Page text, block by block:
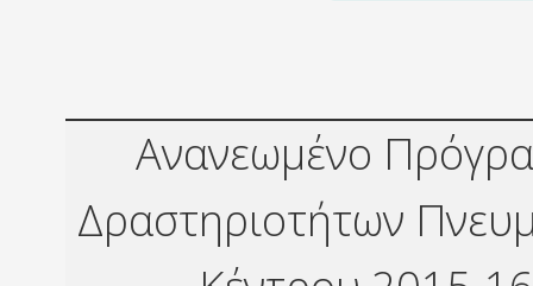
Ανανεωμένο
Δραστηριοτήτων